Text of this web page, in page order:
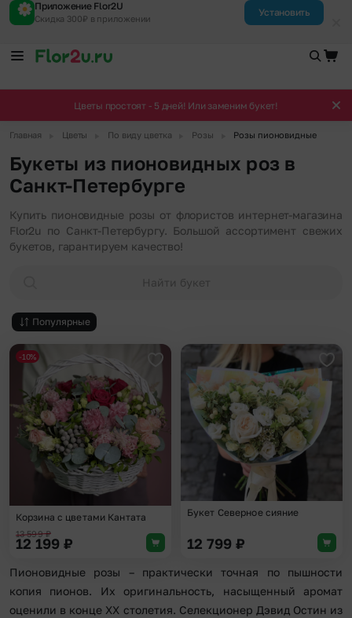
Приложение Flor2U
Скидка 300₽ в приложении
Установить
Цветы простоят - 5 дней! Или заменим букет!
Главная Цветы По виду цветка Розы Розы пионовидные
Букеты из пионовидных роз в
Санкт-Петербурге
Купить пионовидные розы от флористов интернет-магазина
Flor2u по Санкт-Петербургу. Большой ассортимент свежих
букетов, гарантируем качество!
Найти букет
Популярные
Добавить в избранное
-10%
Корзина с цветами Кантата
13 599₽
12 199 ₽
Букет Северное сияние
12 799 ₽
Пионовидные розы – практически точная по пышности
копия пионов. Их оригинальность, насыщенный аромат
оценили в конце XX столетия. Селекционер Дэвид Остин из